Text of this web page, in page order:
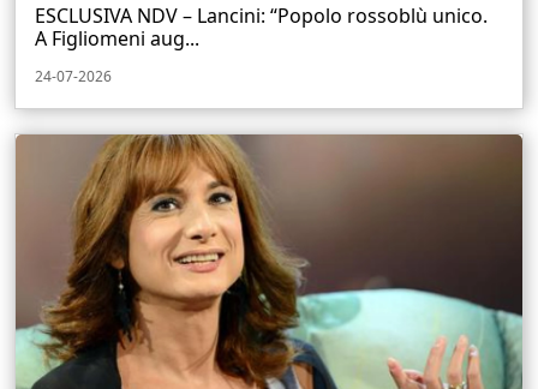
ESCLUSIVA NDV – Lancini: “Popolo rossoblù unico.
A Figliomeni aug...
24-07-2026